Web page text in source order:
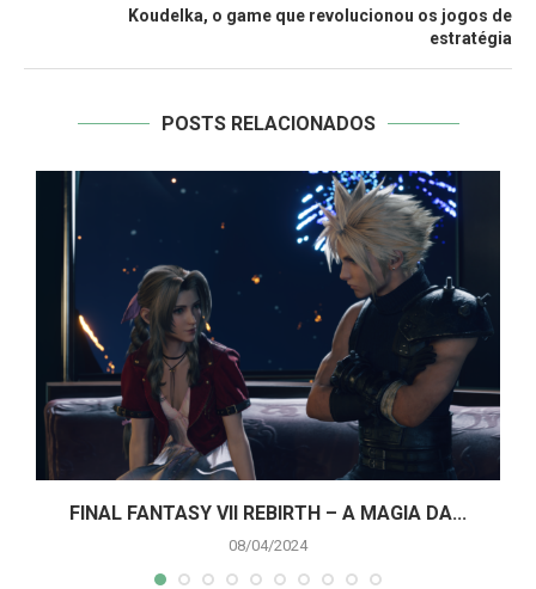
Koudelka, o game que revolucionou os jogos de
estratégia
POSTS RELACIONADOS
FINAL FANTASY VII REBIRTH – A MAGIA DA...
08/04/2024